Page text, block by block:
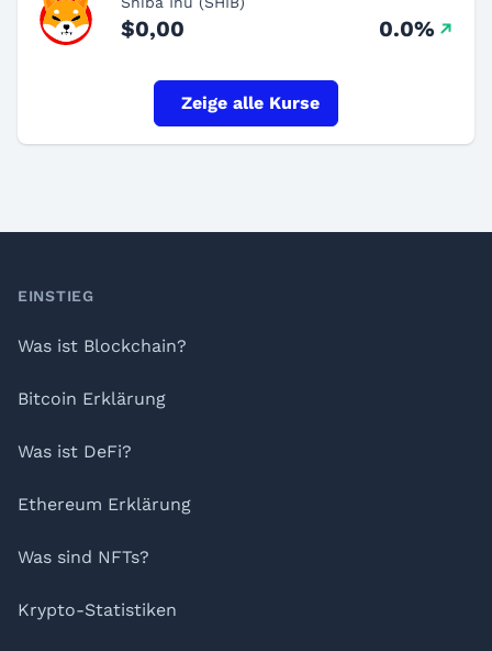
$0,00 0.0%
Zeige alle Kurse
Footer
EINSTIEG
Was ist Blockchain?
Bitcoin Erklärung
Was ist DeFi?
Ethereum Erklärung
Was sind NFTs?
Krypto-Statistiken